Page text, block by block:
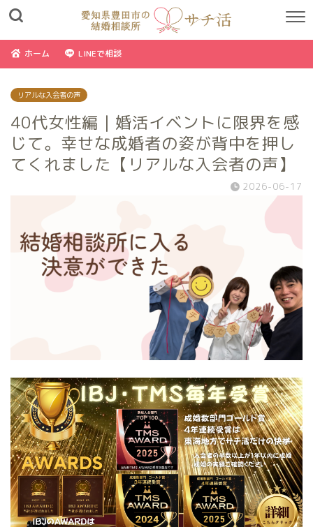
ホーム LINEで相談
リアルな入会者の声
40代女性編｜婚活イベントに限界を感
じて。幸せな成婚者の姿が背中を押し
てくれました【リアルな入会者の声】
2026-06-17